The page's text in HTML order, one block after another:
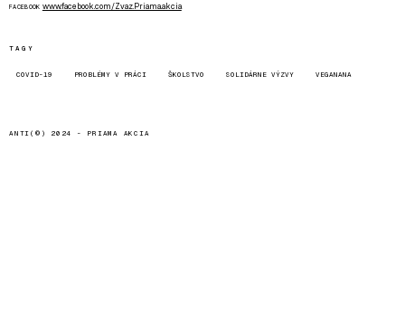
FACEBOOK www.facebook.com/Zvaz.Priama.akcia
TAGY
COVID-19 PROBLÉMY V PRÁCI ŠKOLSTVO SOLIDÁRNE VÝZVY VEGANANA
ANTI(©) 2024 - PRIAMA AKCIA